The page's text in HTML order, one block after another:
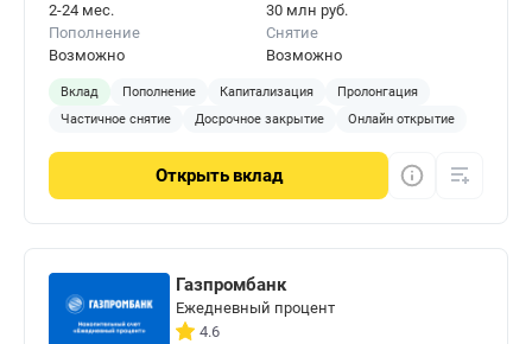
2-24 мес.
30 млн руб.
Пополнение
Возможно
Снятие
Возможно
Вклад Пополнение Капитализация
Пролонгация
Частичное снятие
Досрочное закрытие Онлайн открытие
Открыть вклад
Газпромбанк
Ежедневный процент
4.6